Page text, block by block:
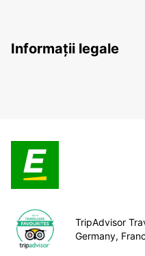
Informații legale
TripAdvisor
Germany,